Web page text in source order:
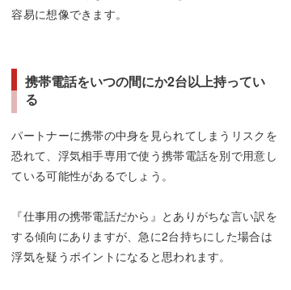
容易に想像できます。
携帯電話をいつの間にか2台以上持ってい
る
パートナーに携帯の中身を見られてしまうリスクを
恐れて、浮気相手専用で使う携帯電話を別で用意し
ている可能性があるでしょう。
『仕事用の携帯電話だから』とありがちな言い訳を
する傾向にありますが、急に2台持ちにした場合は
浮気を疑うポイントになると思われます。